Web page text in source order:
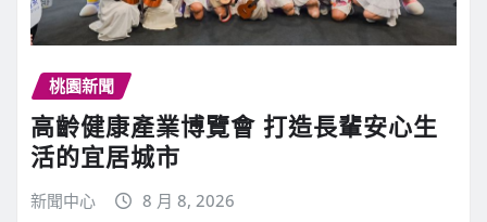
桃園新聞
高齡健康產業博覽會 打造長輩安心生
活的宜居城市
新聞中心 8 月 8, 2026